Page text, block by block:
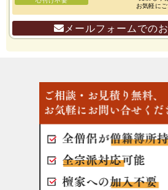
お気軽に
メールフォームでの